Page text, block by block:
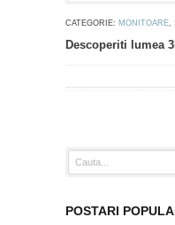
CATEGORIE: MONITOARE,
Descoperiti lumea
POSTARI